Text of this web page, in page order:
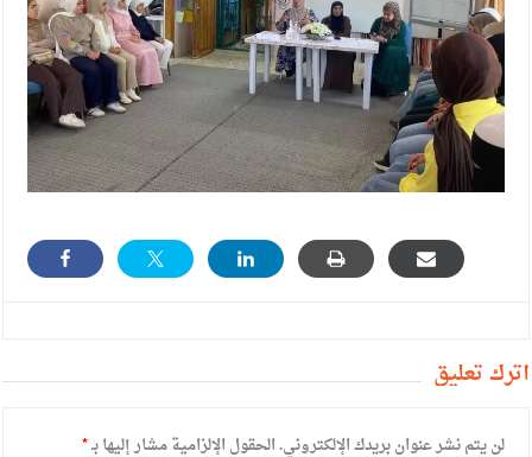
أترك تعليق
لن يتم نشر عنوان بريدك الإلكتروني.الحقول الإلزامية مشار إليها بـ*